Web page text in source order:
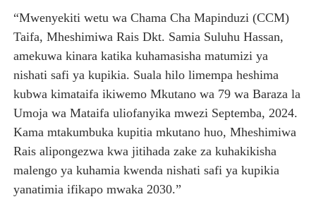
“Mwenyekiti wetu wa Chama Cha Mapinduzi (CCM)
Taifa, Mheshimiwa Rais Dkt. Samia Suluhu Hassan,
amekuwa kinara katika kuhamasisha matumizi ya
nishati safi ya kupikia. Suala hilo limempa heshima
kubwa kimataifa ikiwemo Mkutano wa 79 wa Baraza la
Umoja wa Mataifa uliofanyika mwezi Septemba, 2024.
Kama mtakumbuka kupitia mkutano huo, Mheshimiwa
Rais alipongezwa kwa jitihada zake za kuhakikisha
malengo ya kuhamia kwenda nishati safi ya kupikia
yanatimia ifikapo mwaka 2030.”